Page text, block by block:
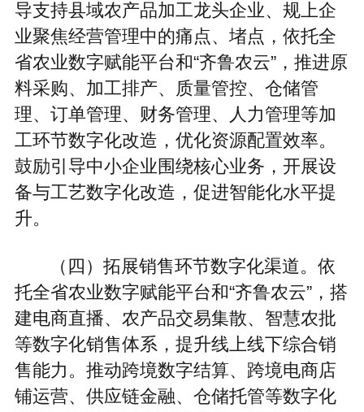
导支持县域农产品加工龙头企业、规上企
业聚焦经营管理中的痛点、堵点，依托全
省农业数字赋能平台和“齐鲁农云”，推进原
料采购、加工排产、质量管控、仓储管
理、订单管理、财务管理、人力管理等加
工环节数字化改造，优化资源配置效率。
鼓励引导中小企业围绕核心业务，开展设
备与工艺数字化改造，促进智能化水平提
升。
（四）拓展销售环节数字化渠道。依
托全省农业数字赋能平台和“齐鲁农云”，搭
建电商直播、农产品交易集散、智慧农批
等数字化销售体系，提升线上线下综合销
售能力。推动跨境数字结算、跨境电商店
铺运营、供应链金融、仓储托管等数字化